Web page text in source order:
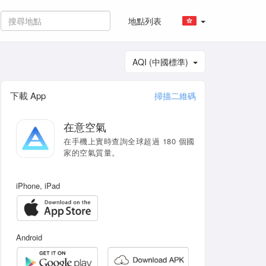
地點列表
AQI (中國標準)
下載 App 掃描二維碼
在意空氣
在手機上實時查詢全球超過 180 個國
家的空氣質量。
iPhone, iPad
Android